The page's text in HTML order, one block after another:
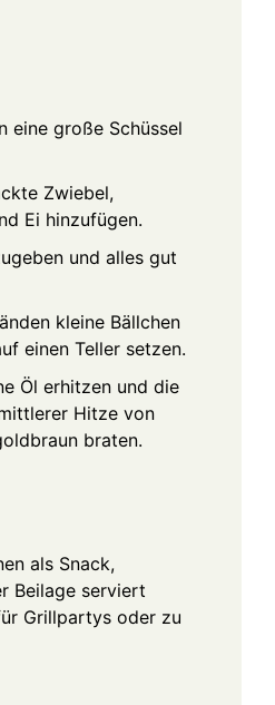
eine große Schüssel
Zwiebel,
Ei hinzufügen.
und alles gut
kleine Bällchen
einen Teller setzen.
Öl erhitzen und die
Hitze von
braten.
als Snack,
Beilage serviert
Grillpartys oder zu